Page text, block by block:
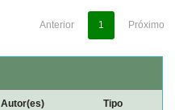
Anterior 1 Próximo
Autor(es) Tipo